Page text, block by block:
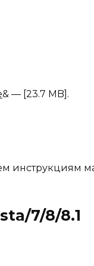
& — [23.7 MB].
инструкциям
7/8/8.1